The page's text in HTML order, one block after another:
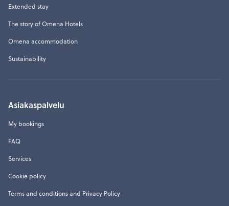
Extended stay
The story of Omena Hotels
Omena accommodation
Sustainability
Asiakaspalvelu
My bookings
FAQ
Services
Cookie policy
Terms and conditions and Privacy Policy